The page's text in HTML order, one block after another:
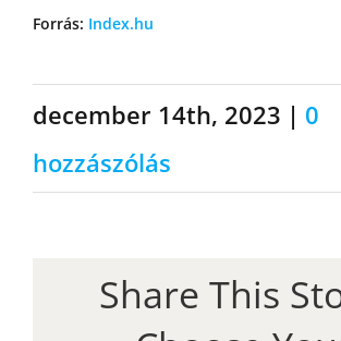
Forrás: Index.hu
december 14th, 2023 | 0
hozzászólás
Share This